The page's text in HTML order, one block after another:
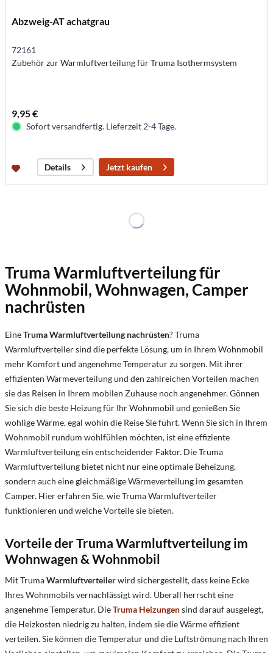
Abzweig-AT achatgrau
72161
Zubehör zur Warmluftverteilung für Truma Isothermsystem
9,95 €
Sofort versandfertig. Lieferzeit 2-4 Tage.
Details Jetzt kaufen
Truma Warmluftverteilung für
Wohnmobil, Wohnwagen, Camper
nachrüsten
EineTruma Warmluftverteilung nachrüsten? Truma
Warmluftverteiler sind die perfekte Lösung, um in Ihrem Wohnmobil
mehr Komfort und angenehme Temperatur zu sorgen. Mit ihrer
effizienten Wärmeverteilung und den zahlreichen Vorteilen machen
sie das Reisen in Ihrem mobilen Zuhause noch angenehmer. Gönnen
Sie sich die beste Heizung für Ihr Wohnmobil und genießen Sie
wohlige Wärme, egal wohin die Reise Sie führt. Wenn Sie sich in Ihrem
Wohnmobil rundum wohlfühlen möchten, ist eine effiziente
Warmluftverteilung ein entscheidender Faktor. Die Truma
Warmluftverteilung bietet nicht nur eine optimale Beheizung,
sondern auch eine gleichmäßige Wärmeverteilung im gesamten
Camper. Hier erfahren Sie, wie Truma Warmluftverteiler
funktionieren und welche Vorteile sie bieten.
Vorteile der Truma Warmluftverteilung im
Wohnwagen & Wohnmobil
Mit TrumaWarmluftverteilerwird sichergestellt, dass keine Ecke
Ihres Wohnmobils vernachlässigt wird. Überall herrscht eine
angenehme Temperatur. DieTruma Heizungensind darauf ausgelegt,
die Heizkosten niedrig zu halten, indem sie die Wärme effizient
verteilen. Sie können die Temperatur und die Luftströmung nach Ihren